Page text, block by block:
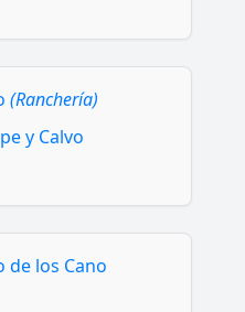
(Ranchería)
y Calvo
de los Cano